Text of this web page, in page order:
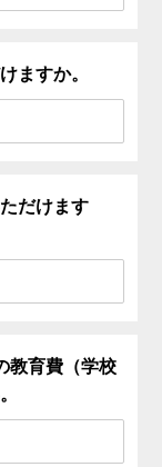
ますか。
だけます
教育費（学校